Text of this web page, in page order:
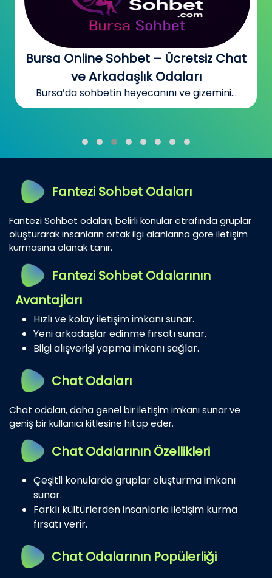
Bursa Online Sohbet – Ücretsiz Chat
ve Arkadaşlık Odaları
Bursa’da sohbetin heyecanını ve gizemini...
Fantezi Sohbet Odaları
Fantezi Sohbet odaları, belirli konular etrafında gruplar
oluşturarak insanların ortak ilgi alanlarına göre iletişim
kurmasına olanak tanır.
Fantezi Sohbet Odalarının
Avantajları
Hızlı ve kolay iletişim imkanı sunar.
Yeni arkadaşlar edinme fırsatı sunar.
Bilgi alışverişi yapma imkanı sağlar.
Chat Odaları
Chat odaları, daha genel bir iletişim imkanı sunar ve
geniş bir kullanıcı kitlesine hitap eder.
Chat Odalarının Özellikleri
Çeşitli konularda gruplar oluşturma imkanı
sunar.
Farklı kültürlerden insanlarla iletişim kurma
fırsatı verir.
Chat Odalarının Popülerliği